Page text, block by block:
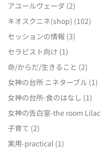
アユールヴェーダ (2)
キオスクニネ(shop) (102)
セッションの情報 (3)
セラピスト向け (1)
命/からだ/生きること (2)
女神の台所 ニネターブル (1)
女神の台所-食のはなし (1)
女神の告白室-the room Lilac
子育て (2)
実用-practical (1)